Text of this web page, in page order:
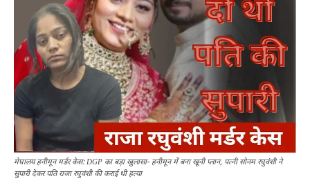
मेघालय हनीमून मर्डर केस: DGP का बड़ा खुलासा- हनीमून में बना खूनी प्लान, पत्नी सोनम रघुवंशी ने
सुपारी देकर पति राजा रघुवंशी की कराई थी हत्या